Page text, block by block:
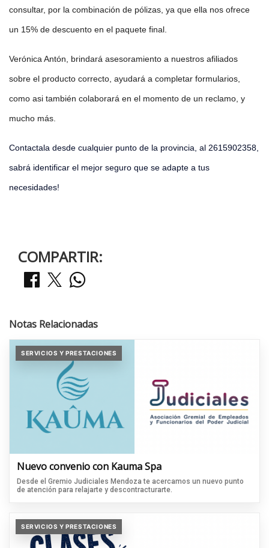
consultar, por la combinación de pólizas, ya que ella nos ofrece
un 15% de descuento en el paquete final.
Verónica Antón, brindará asesoramiento a nuestros afiliados
sobre el producto correcto, ayudará a completar formularios,
como asi también colaborará en el momento de un reclamo, y
mucho más.
Contactala desde cualquier punto de la provincia, al 2615902358,
sabrá identificar el mejor seguro que se adapte a tus
necesidades!
COMPARTIR:
Notas Relacionadas
SERVICIOS Y PRESTACIONES
Nuevo convenio con Kauma Spa
Desde el Gremio Judiciales Mendoza te acercamos un nuevo punto
de atención para relajarte y descontracturarte.
SERVICIOS Y PRESTACIONES